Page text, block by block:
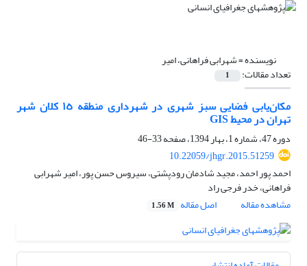
نویسنده =شهرابی فراهانی، امیر
تعداد مقالات: 1
مکان‌یابی فضایی سبز شهری در شهرداری منطقه ١٥ کلان شهر
تهران در محیط GIS
دوره 47، شماره 1، بهار 1394، صفحه
33-46
10.22059/jhgr.2015.51259
احمد پور احمد، مجید شادمان رودپشتی، سیروس حسن پور، امیر شهرابی
فراهانی، خدر فرجی راد
مشاهده مقاله
اصل مقاله 1.56 M